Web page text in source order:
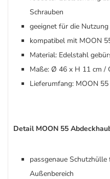
Schrauben
geeignet für die
kompatibel mit MOON
Material: Edelstahl
Maße: Ø 46 x H 11 cm /
Lieferumfang: MOON
Detail MOON 55
passgenaue
Außenbereich